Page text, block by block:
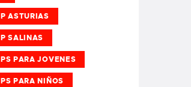
ASTURIAS
SALINAS
PARA JOVENES
PARA NIÑOS